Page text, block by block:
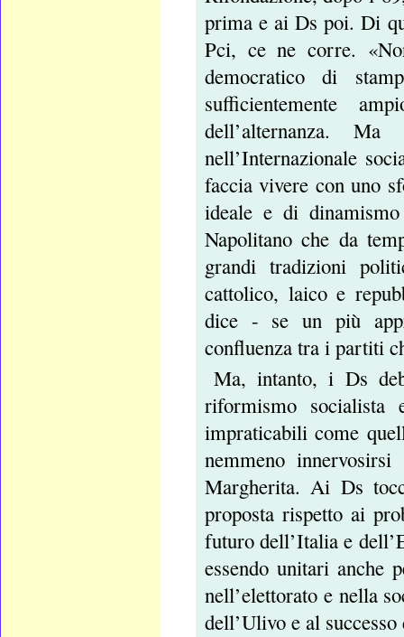
prima e ai Ds poi. Di
Pci, ce ne corre.
democratico di
sufficientemente
dell’alternanza.
nell’Internazionale
faccia vivere con uno
ideale e di
Napolitano che da
grandi tradizioni
cattolico, laico e
dice - se un più
confluenza tra i partiti
Ma, intanto, i Ds
riformismo socialista
impraticabili come
nemmeno
Margherita. Ai Ds
proposta rispetto ai
futuro dell’Italia e
essendo unitari anche
nell’elettorato e nella
dell’Ulivo e al